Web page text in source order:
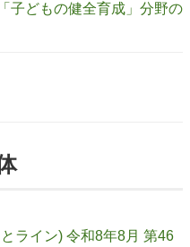
どもの健全育成」分野の
ライン) 令和8年8月 第46